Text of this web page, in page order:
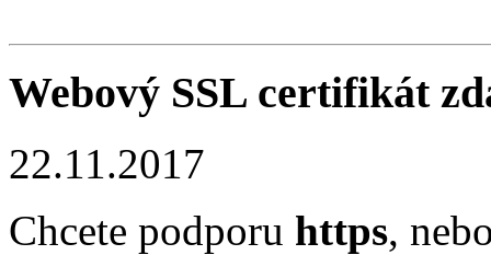
Webový SSL certifikát
22.11.2017
Chcete podporu https,